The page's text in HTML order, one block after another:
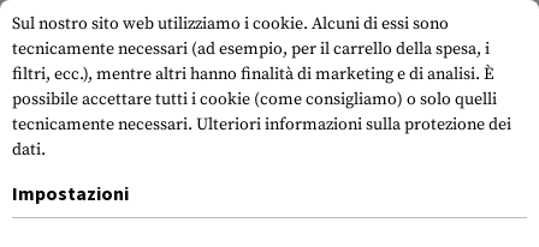
Sul nostro sito web utilizziamo i cookie. Alcuni di essi sono
tecnicamente necessari (ad esempio, per il carrello della spesa, i
filtri, ecc.), mentre altri hanno finalità di marketing e di analisi. È
possibile accettare tutti i cookie (come consigliamo) o solo quelli
tecnicamente necessari. Ulteriori informazioni sulla protezione dei
dati.
Impostazioni